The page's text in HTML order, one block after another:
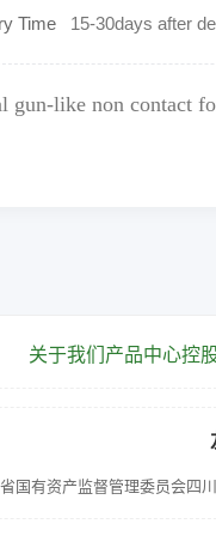
Time 15-30days after
gun-like non contact
关于我们 产品中心控
国有资产监督管理委员会四